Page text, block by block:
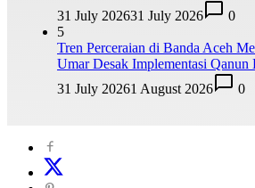
31 July 202631 July 2026
0
5
Tren Perceraian di Banda Aceh
Umar Desak Implementasi Qanun
31 July 20261 August 2026 0